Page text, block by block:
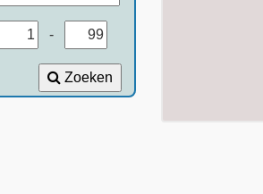
-
Zoeken